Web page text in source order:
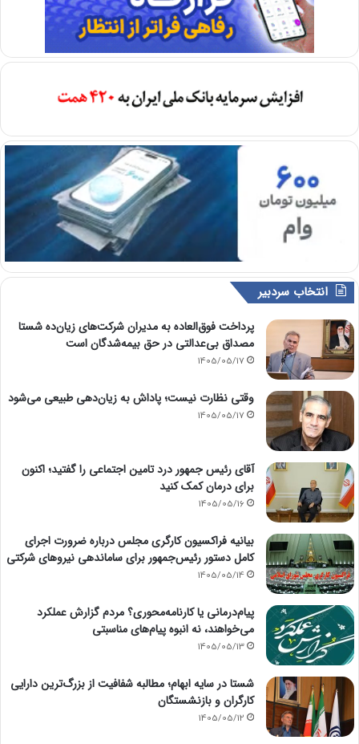
انتخاب سردبیر
پرداخت فوق‌العاده به مدیران شرکت‌های زیان‌ده شستا
مصداق بی‌عدالتی در حق بیمه‌شدگان است
1405/05/17
وقتی نظارت نیست؛ پاداش به زیان‌دهی طبیعی می‌شود
1405/05/17
آقای رئیس جمهور درد تامین اجتماعی را گفتید؛ اکنون
برای درمان کمک کنید
1405/05/16
بیانیه فراکسیون کارگری مجلس درباره ضرورت اجرای
کامل دستور رئیس‌جمهور برای ساماندهی نیروهای شرکتی
1405/05/14
پیام‌درمانی یا کارنامه‌محوری؟ مردم گزارش عملکرد
می‌خواهند، نه انبوه پیام‌های مناسبتی
1405/05/13
شستا در سایه ابهام؛ مطالبه شفافیت از بزرگ‌ترین دارایی
کارگران و بازنشستگان
1405/05/12